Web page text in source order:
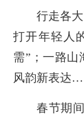
行走各大
打开年轻人
需”；一路山
风韵新表达
春节期